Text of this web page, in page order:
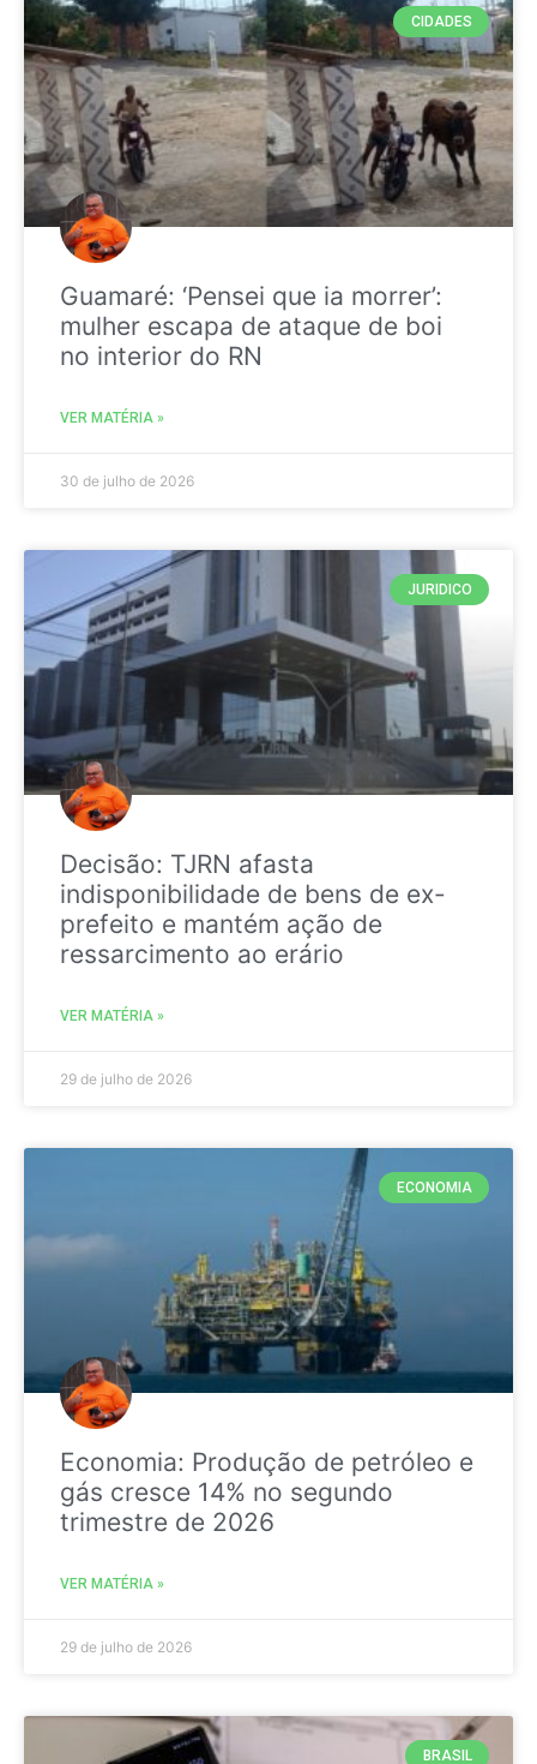
CIDADES
Guamaré: ‘Pensei que ia morrer’:
mulher escapa de ataque de boi
no interior do RN
VER MATÉRIA »
30 de julho de 2026
JURIDICO
Decisão: TJRN afasta
indisponibilidade de bens de ex-
prefeito e mantém ação de
ressarcimento ao erário
VER MATÉRIA »
29 de julho de 2026
ECONOMIA
Economia: Produção de petróleo e
gás cresce 14% no segundo
trimestre de 2026
VER MATÉRIA »
29 de julho de 2026
BRASIL